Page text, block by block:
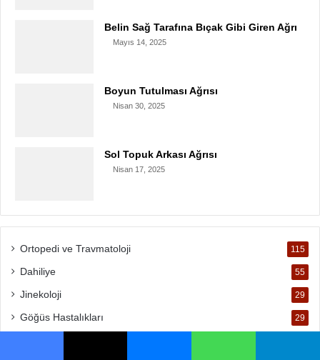
Belin Sağ Tarafına Bıçak Gibi Giren Ağrı
Mayıs 14, 2025
Boyun Tutulması Ağrısı
Nisan 30, 2025
Sol Topuk Arkası Ağrısı
Nisan 17, 2025
Ortopedi ve Travmatoloji 115
Dahiliye 55
Jinekoloji 29
Göğüs Hastalıkları 29